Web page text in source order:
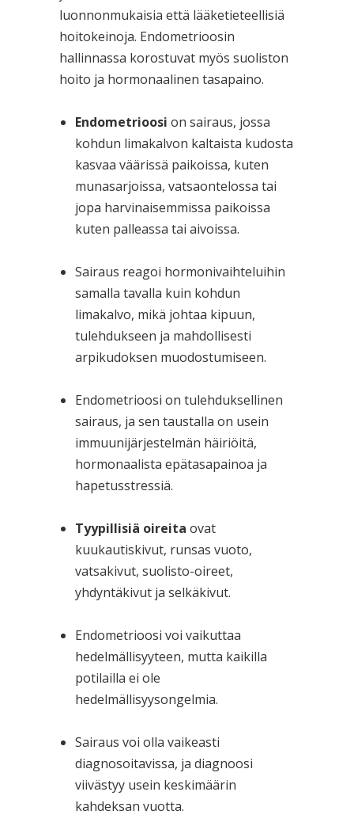
luonnonmukaisia että lääketieteellisiä
hoitokeinoja. Endometrioosin
hallinnassa korostuvat myös suoliston
hoito ja hormonaalinen tasapaino.
Endometrioosi on sairaus, jossa
kohdun limakalvon kaltaista kudosta
kasvaa väärissä paikoissa, kuten
munasarjoissa, vatsaontelossa tai
jopa harvinaisemmissa paikoissa
kuten palleassa tai aivoissa.
Sairaus reagoi hormonivaihteluihin
samalla tavalla kuin kohdun
limakalvo, mikä johtaa kipuun,
tulehdukseen ja mahdollisesti
arpikudoksen muodostumiseen.
Endometrioosi on tulehduksellinen
sairaus, ja sen taustalla on usein
immuunijärjestelmän häiriöitä,
hormonaalista epätasapainoa ja
hapetusstressiä.
Tyypillisiä oireita ovat
kuukautiskivut, runsas vuoto,
vatsakivut, suolisto-oireet,
yhdyntäkivut ja selkäkivut.
Endometrioosi voi vaikuttaa
hedelmällisyyteen, mutta kaikilla
potilailla ei ole
hedelmällisyysongelmia.
Sairaus voi olla vaikeasti
diagnosoitavissa, ja diagnoosi
viivästyy usein keskimäärin
kahdeksan vuotta.